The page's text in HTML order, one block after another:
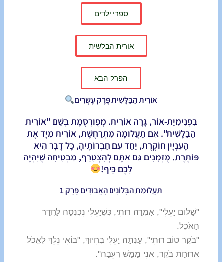
ספרי ילדים
אורית הבלשית
הפרק הבא
אוֹרִית הַבַּלָּשִׁית פֶּרֶק עֶשְׂרִים
בִּפְנִימִיַּת-אוֹר, גָּרָה אוֹרִית. מְפֻורְסֶמֶת בְּשֵׁם "אוֹרִית
הַבַּלָּשִׁית". אִם תַּעֲלוּמָה מִתְרַחֶשֶׁת, אוֹרִית מִיָּד אֶת
הָעִנְיָין חוֹקֶרֶת, יַחַד עִם חַבְרוֹתֶיהָ, כָּל דָּבָר הִיא
פּוֹתֶרֶת. מֻזְמָנִים גַּם אַתֶּם לְהִצְטָרֵף, מַבְטִיחָה שֶׁיִּהְיֶה
לָכֶם כֵּיף!
תַּעֲלוּמַת הַבָּלוֹנִים הָאֲבוּדִים פֶּרֶק 1
"שָׁלוֹם יַעֵלִי", אָמְרָה רוּתִי, כְּשֶׁיַּעֵלִי נִכְנְסָה לַחֲדַר
הָאֹכֶל.
"בֹּקֶר טוֹב רוּתִי", עָנְתָה יַעֵלִי בְּחִיּוּךְ, "בּוֹאִי נֵלֵךְ לֶאֱכֹל
אֲרוּחַת בֹּקֶר, אֲנִי מַמָּשׁ רְעֵבָה".